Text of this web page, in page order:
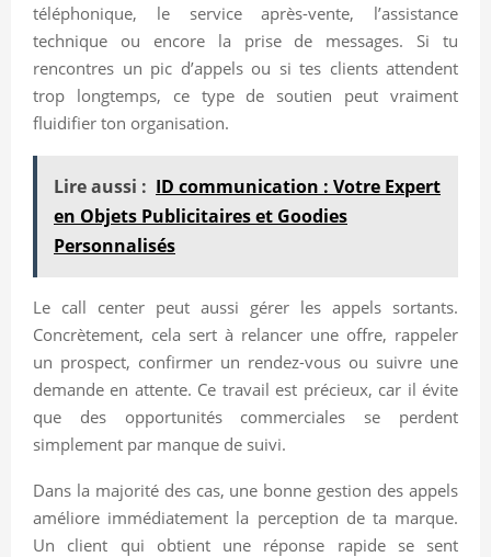
téléphonique, le service après-vente, l’assistance
technique ou encore la prise de messages. Si tu
rencontres un pic d’appels ou si tes clients attendent
trop longtemps, ce type de soutien peut vraiment
fluidifier ton organisation.
Lire aussi : ID communication : Votre Expert
en Objets Publicitaires et Goodies
Personnalisés
Le call center peut aussi gérer les appels sortants.
Concrètement, cela sert à relancer une offre, rappeler
un prospect, confirmer un rendez-vous ou suivre une
demande en attente. Ce travail est précieux, car il évite
que des opportunités commerciales se perdent
simplement par manque de suivi.
Dans la majorité des cas, une bonne gestion des appels
améliore immédiatement la perception de ta marque.
Un client qui obtient une réponse rapide se sent